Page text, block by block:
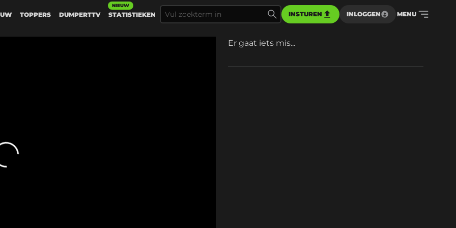
TOPPERS DUMPERTTV STATISTIEKEN
NIEUW
INSTUREN INLOGGEN MENU
Er gaat iets mis...